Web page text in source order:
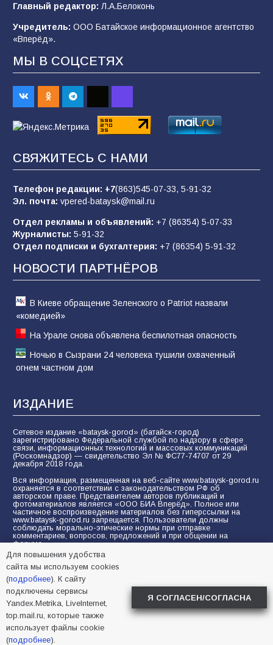
2026 года
101 03.08.2026
В Батайске продолжаются дорожные работы
98 04.08.2026
пропагандистский вброс
«Слухами Москву не возьмёшь»: почему
заявления Киева о мобилизации — это
отчаяние, а не разведка
81 02.08.2026
Главный редактор: Л.А.Белоконь
Учредитель: ООО Батайское информационное агентство
«Вперёд».
МЫ В СОЦСЕТЯХ
СВЯЖИТЕСЬ С НАМИ
Телефон редакции: +7(863)545-07-33, 5-91-32
Эл. почта: vpered-bataysk@mail.ru
Отдел рекламы и объявлений: +7 (86354) 5-07-33
Журналисты: 5-91-32
Отдел подписки и бухгалтерия: +7 (86354) 5-91-32
НОВОСТИ ПАРТНЁРОВ
В Киеве обращение Зеленского о Patriot назвали
«комедией»
На Урале снова объявлена беспилотная опасность
Ночью в Сызрани 24 человека тушили охваченный
огнем частном дом
ИЗДАНИЕ
Сетевое издание «bataysk-gorod» (батайск-город)
зарегистрировано Федеральной службой по надзору в сфере
связи, информационных технологий и массовых коммуникаций
(Роскомнадзор) — свидетельство Эл № ФС77-74707 от 29
декабря 2018 года.
Вся информация, размещенная на веб-сайте www.bataysk-gorod.ru
охраняется в соответствии с законодательством РФ об
авторском праве. Представителем авторов публикаций и
фотоматериалов является «ООО БИА Вперёд». Полное или
частичное воспроизведение материалов без гиперссылки на
www.bataysk-gorod.ru запрещается. Пользователи должны
соблюдать морально-этические нормы при отправке
комментариев, вопросов, предложений и при общении на
форуме.
Политика конфиденциальности и защиты информации
Согласие на обработку персональных данных с помощью
сервисов Yandex.Metrika, LiveInternet, top.mail.ru
© 2005-2026 БИА «ВПЕРЕД»
Для повышения удобства
сайта мы используем cookies
(подробнее). К сайту
подключены сервисы
Yandex.Metrika, LiveInternet,
top.mail.ru, которые также
использует файлы cookie
(подробнее).
Я СОГЛАСЕН/СОГЛАСНА